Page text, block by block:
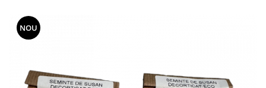
FRUCTE LA CONSERVĂ
OȚETURI ȘI SOSURI
BĂUTURI / LAPTE VEGETAL
NOU